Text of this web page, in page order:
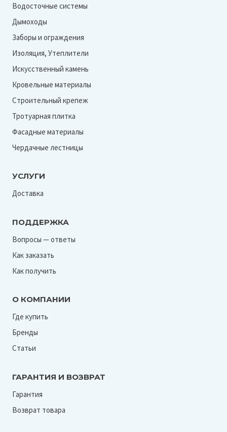
Водосточные системы
Дымоходы
Заборы и ограждения
Изоляция, Утеплители
Искусственный камень
Кровельные материалы
Строительный крепеж
Тротуарная плитка
Фасадные материалы
Чердачные лестницы
УСЛУГИ
Доставка
ПОДДЕРЖКА
Вопросы — ответы
Как заказать
Как получить
О КОМПАНИИ
Где купить
Бренды
Статьи
ГАРАНТИЯ И ВОЗВРАТ
Гарантия
Возврат товара